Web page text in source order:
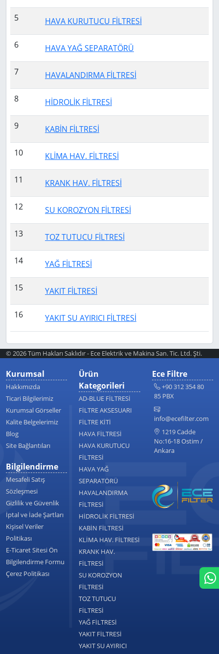
5 HAVA KURUTUCU FİLTRESİ
6 HAVA YAĞ SEPARATÖRÜ
7 HAVALANDIRMA FİLTRESİ
8 HİDROLİK FİLTRESİ
9 KABİN FİLTRESİ
10 KLİMA HAV. FİLTRESİ
11 KRANK HAV. FİLTRESİ
12 SU KOROZYON FİLTRESİ
13 TOZ TUTUCU FİLTRESİ
14 YAĞ FİLTRESİ
15 YAKIT FİLTRESİ
16 YAKIT SU AYIRICI FİLTRESİ
© 2026 Tüm Hakları Saklıdır - Ece Elektrik ve Makina San. Tic. Ltd. Şti.
Kurumsal
Hakkımızda
Ticari Bilgilerimiz
Kurumsal Görseller
Kalite Belgelerimiz
Blog
Site Bağlantıları
Bilgilendirme
Mesafeli Satış
Sözleşmesi
Gizlilik ve Güvenlik
İptal ve İade Şartları
Kişisel Veriler
Politikası
E-Ticaret Sitesi Ön
Bilgilendirme Formu
Çerez Politikası
Ürün
Kategorileri
AD-BLUE FİLTRESİ
FİLTRE AKSESUARI
FİLTRE KİTİ
HAVA FİLTRESİ
HAVA KURUTUCU
FİLTRESİ
HAVA YAĞ
SEPARATÖRÜ
HAVALANDIRMA
FİLTRESİ
HİDROLİK FİLTRESİ
KABİN FİLTRESİ
KLİMA HAV. FİLTRESİ
KRANK HAV.
FİLTRESİ
SU KOROZYON
FİLTRESİ
TOZ TUTUCU
FİLTRESİ
YAĞ FİLTRESİ
YAKIT FİLTRESİ
YAKIT SU AYIRICI
Ece Filtre
+90 312 354 80
85 PBX
info@ecefilter.com
1219 Cadde
No:16-18 Ostim /
Ankara